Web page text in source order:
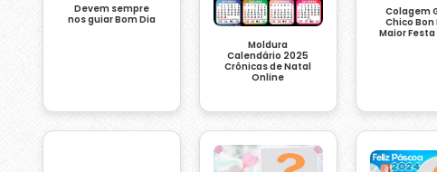
Devem sempre
nos guiar Bom Dia
Moldura
Calendário 2025
Crônicas de Natal
Online
Colagem
Chico Bon
Maior Festa